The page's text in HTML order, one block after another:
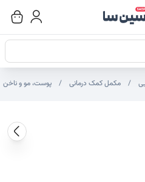
مکمل کمک درمانی پوست، مو و ناخن